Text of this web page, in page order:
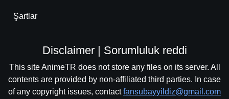
Şartlar
Disclaimer | Sorumluluk reddi
This site AnimeTR does not store any files on its server. All
contents are provided by non-affiliated third parties. In case
of any copyright issues, contactfansubayyildiz@gmail.com